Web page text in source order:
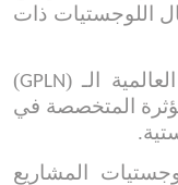
اللوجستيات ذات
الـ (GPLN
)
المتخصصة في
المشاريع